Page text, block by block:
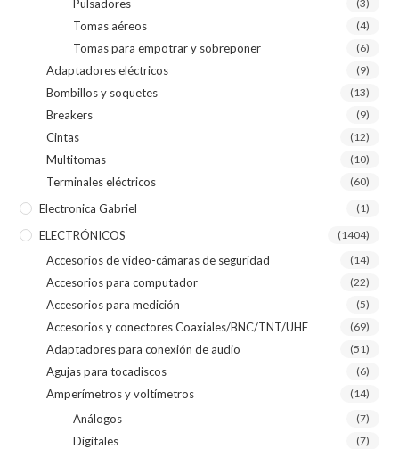
Pulsadores (3)
Tomas aéreos (4)
Tomas para empotrar y sobreponer (6)
Adaptadores eléctricos (9)
Bombillos y soquetes (13)
Breakers (9)
Cintas (12)
Multitomas (10)
Terminales eléctricos (60)
Electronica Gabriel (1)
ELECTRÓNICOS (1404)
Accesorios de video-cámaras de seguridad (14)
Accesorios para computador (22)
Accesorios para medición (5)
Accesorios y conectores Coaxiales/BNC/TNT/UHF (69)
Adaptadores para conexión de audio (51)
Agujas para tocadiscos (6)
Amperímetros y voltímetros (14)
Análogos (7)
Digitales (7)